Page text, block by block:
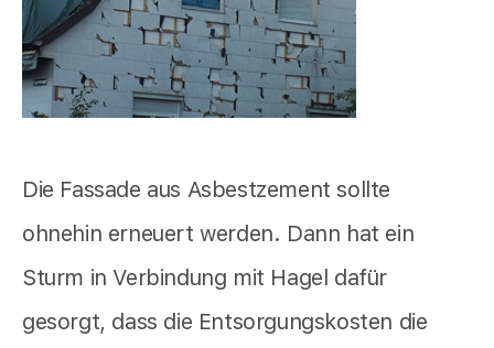
Die Fassade aus Asbestzement sollte
ohnehin erneuert werden. Dann hat ein
Sturm in Verbindung mit Hagel dafür
gesorgt, dass die Entsorgungskosten die